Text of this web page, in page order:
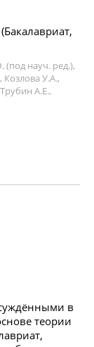
науч. ред.),
У.А.,
А.Е.,
в
теории